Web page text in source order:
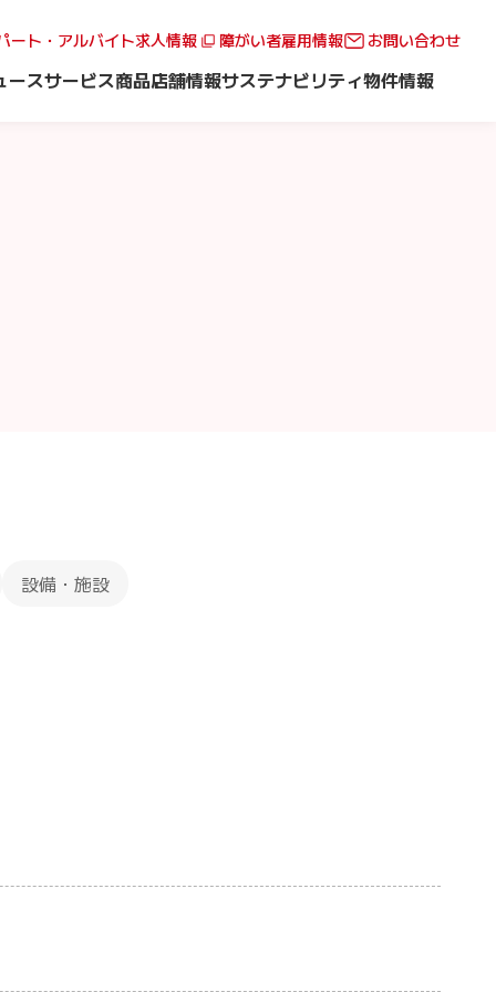
ート・アルバイト求人情報 障がい者雇用情報 お問い合わせ
ースサービス商品店舗情報サステナビリティ物件情報
設備・施設